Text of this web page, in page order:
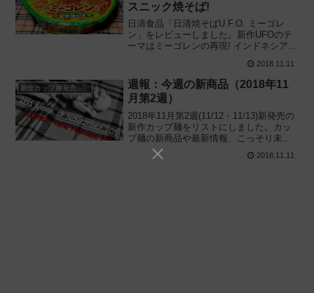
スニック焼そば!
日清食品「日清焼そばU.F.O. ミーゴレ
ン」をレビューしました。新作UFOのテ
ーマはミーゴレンの再現! インドネシア風
商品を実際に食べてみた感想と経験に基
づいて評価します。2018/11/12新発売
2018.11.11
新作カップ麺発売予定
週報：今週の新商品（2018年11
月第2週）
2018年11月第2週(11/12・11/13)新発売の
新作カップ麺をリストにしました。カッ
プ麺の新商品や最新情報、こっそり未発
表のタイトルも公開しているので、カッ
プ麺の新製品や新しいニュースが気にな
2018.11.11